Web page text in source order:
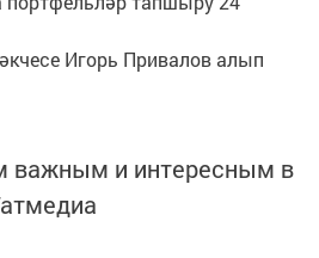
Игорь Привалов алып
важным и интересным в